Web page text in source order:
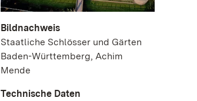
Bildnachweis
Staatliche Schlösser und Gärten
Baden-Württemberg, Achim
Mende
Technische Daten